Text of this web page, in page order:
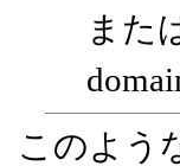
また
このよう